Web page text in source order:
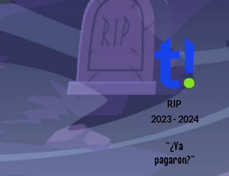
RIP
2023 - 2024
“¿Ya
pagaron?”